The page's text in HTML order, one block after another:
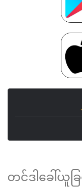
တင်ဒါခေါ်ယူခြ